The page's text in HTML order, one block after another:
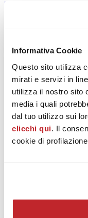
Informativa Cookie
Questo sito utilizza
mirati e servizi in
utilizza il nostro sito
media i quali
dal tuo utilizzo sui
clicchi qui. Il
cookie di
[email protected]
Vedi i progetti Vedi i
Articoli